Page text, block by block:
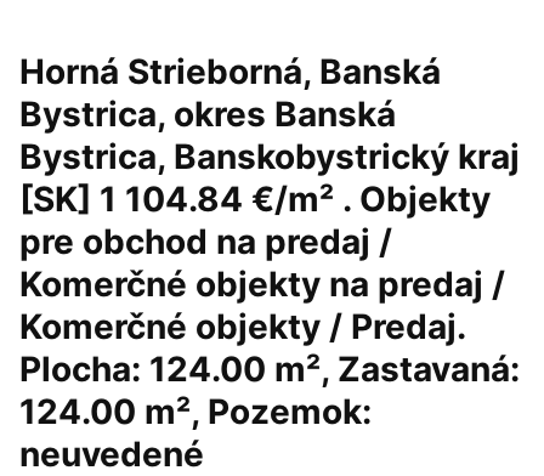
Horná Strieborná, Banská
Bystrica, okres Banská
Bystrica, Banskobystrický kraj
[SK] 1 104.84 €/m² . Objekty
pre obchod na predaj /
Komerčné objekty na predaj /
Komerčné objekty / Predaj.
Plocha: 124.00 m², Zastavaná:
124.00 m², Pozemok:
neuvedené